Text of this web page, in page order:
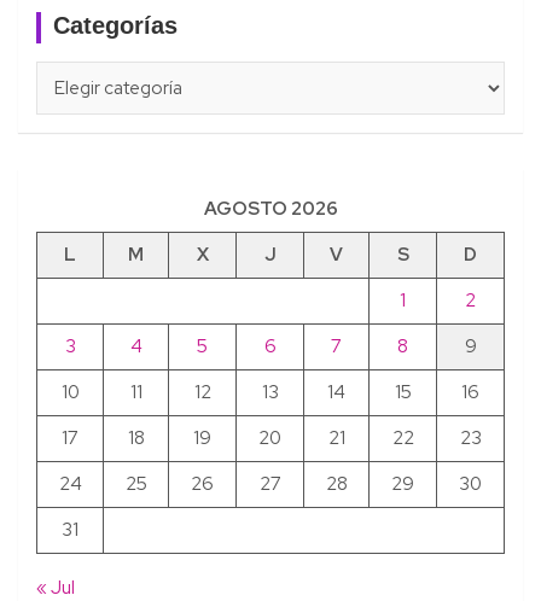
Categorías
AGOSTO 2026
L
M X J V S
D
1
2
3
4 5 6 7 8
9
10
11 12 13 14 15
16
17
18 19 20 21 22
23
24
25 26 27 28 29
30
31
« Jul